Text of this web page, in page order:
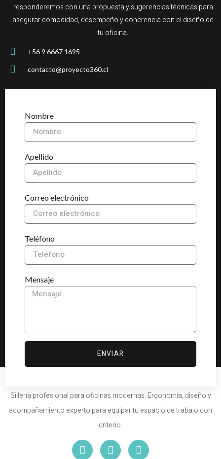
responderemos con una propuesta y sugerencias técnicas para
asegurar comodidad, desempeño y coherencia con el diseño de
tu oficina.
+56 9 6667 1695
contacto@proyecto360.cl
Nombre
Apellido
Correo electrónico
Teléfono
Mensaje
ENVIAR
Sillería profesional para oficinas modernas. Ergonomía, diseño y
acompañamiento experto para equipar tu espacio de trabajo con
criterio.